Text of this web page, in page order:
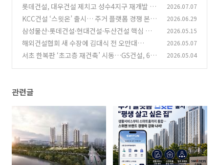
롯데건설, 대우건설 제치고 성수4지구 재개발 수
주…공사비 1조3628억원
(0)
2026.07.07
KCC건설 ‘스윗온’ 출시… 주거 플랫폼 경쟁 본격
화 | 스위첸 브랜드 전략 분석
(0)
2026.06.29
삼성물산·롯데건설·현대건설·두산건설 핵심 이
슈 정리: 채용·신기술·브랜드·실적 업계 브리핑
(0)
2026.05.15
해외건설협회 새 수장에 김대식 전 오만대
사…“해외수주 판 넓힌다” (1)
2026.05.07
서초 한복판 ‘초고층 재건축’ 시동…GS건설, 6,8
2026.05.04
관련글